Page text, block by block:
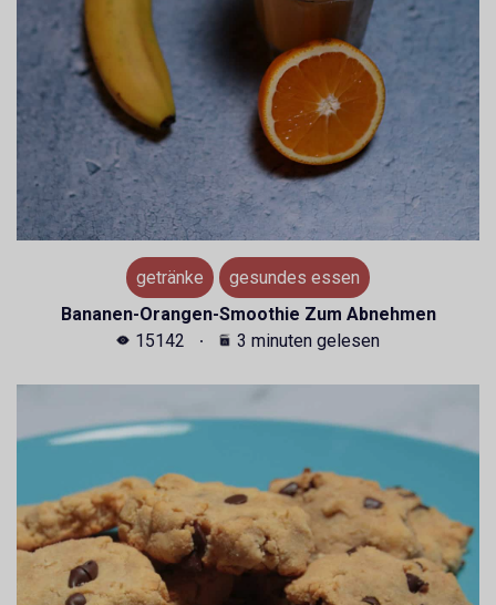
getränke
gesundes essen
Bananen-Orangen-Smoothie Zum Abnehmen
15142
3 minuten gelesen